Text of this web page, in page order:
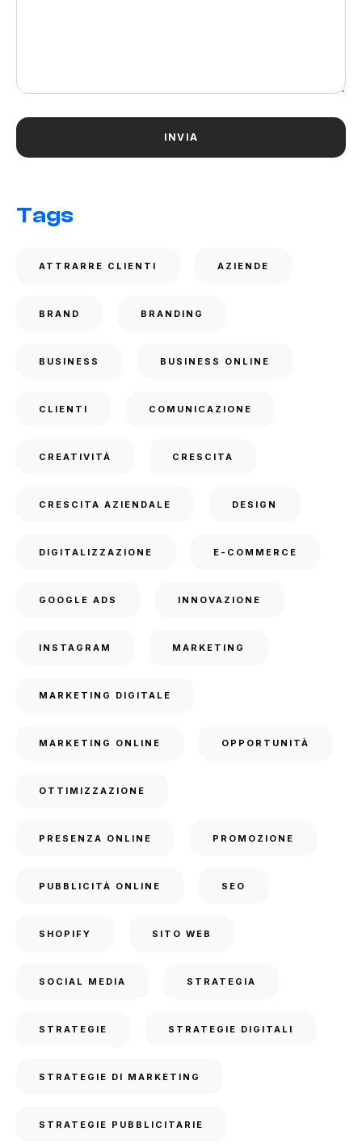
Tags
ATTRARRE CLIENTI AZIENDE
BRAND BRANDING
BUSINESS BUSINESS ONLINE
CLIENTI COMUNICAZIONE
CREATIVITÀ CRESCITA
CRESCITA AZIENDALE DESIGN
DIGITALIZZAZIONE E-COMMERCE
GOOGLE ADS INNOVAZIONE
INSTAGRAM MARKETING
MARKETING DIGITALE
MARKETING ONLINE OPPORTUNITÀ
OTTIMIZZAZIONE
PRESENZA ONLINE PROMOZIONE
PUBBLICITÀ ONLINE SEO
SHOPIFY SITO WEB
SOCIAL MEDIA STRATEGIA
STRATEGIE STRATEGIE DIGITALI
STRATEGIE DI MARKETING
STRATEGIE PUBBLICITARIE